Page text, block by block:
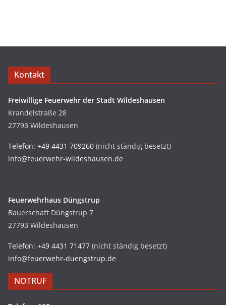
Kontakt
Freiwillige Feuerwehr der Stadt Wildeshausen
Krandelstraße 28
27793 Wildeshausen
Telefon: +49 4431 709260 (nicht ständig besetzt)
info@feuerwehr-wildeshausen.de
Feuerwehrhaus Düngstrup
Bauerschaft Düngstrup 7
27793 Wildeshausen
Telefon: +49 4431 71477 (nicht ständig besetzt)
info@feuerwehr-duengstrup.de
NOTRUF